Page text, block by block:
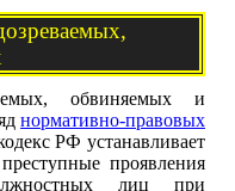
обвиняемых и
нормативно-правовых
РФ устанавливает
проявления
лиц при